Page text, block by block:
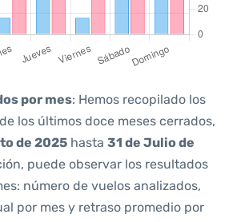
por mes: Hemos recopilado los
los últimos doce meses cerrados,
de 2025 hasta 31 de Julio de
puede observar los resultados
número de vuelos analizados,
por mes y retraso promedio por